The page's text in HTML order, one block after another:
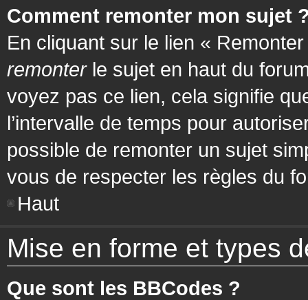
Comment remonter mon sujet
En cliquant sur le lien «
remonterle sujet en haut du
voyez pas ce lien, cela signifie
l’intervalle de temps pour
possible de remonter un sujet
vous de respecter les règles du
Haut
Mise en forme et types
Que sont les BBCodes ?